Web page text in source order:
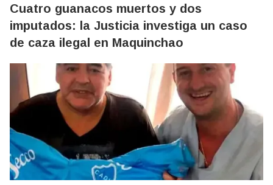
Cuatro guanacos muertos y dos
imputados: la Justicia investiga un caso
de caza ilegal en Maquinchao